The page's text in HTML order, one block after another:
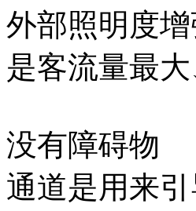
外部照明度
是客流量最
没有障碍物
通道是用来